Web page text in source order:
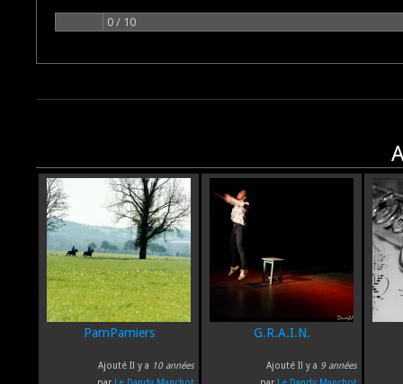
0 / 10
PamPamiers
Ajouté Il y a 10 années
G.R.A.I.N.
Ajouté Il y a 9 années